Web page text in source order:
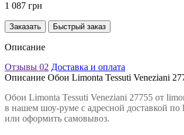
1 087 грн
Заказать Быстрый заказ
Описание
Отзывы 02 Доставка и оплата
Описание Обои Limonta Tessuti Veneziani
Обои Limonta Tessuti Veneziani 27755 от
в нашем шоу-руме с адресной доставкой
или оформить самовывоз.